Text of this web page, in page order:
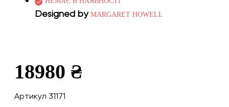
Designed by MARGARET HOWELL
18980 ₴
Артикул 31171